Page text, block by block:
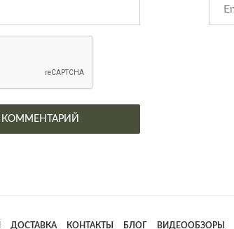
ДОСТАВКА КОНТАКТЫ БЛОГ ВИДЕООБЗОРЫ